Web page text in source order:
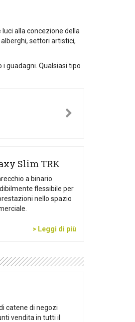
alla concezione della
settori artistici,
guadagni. Qualsiasi tipo
Slim TRK
a binario
flessibile per
nello spazio
> Leggi di più
catene di negozi
vendita in tutti il